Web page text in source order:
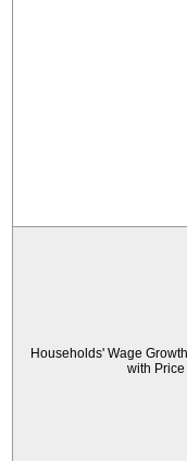
Households' Wage
with